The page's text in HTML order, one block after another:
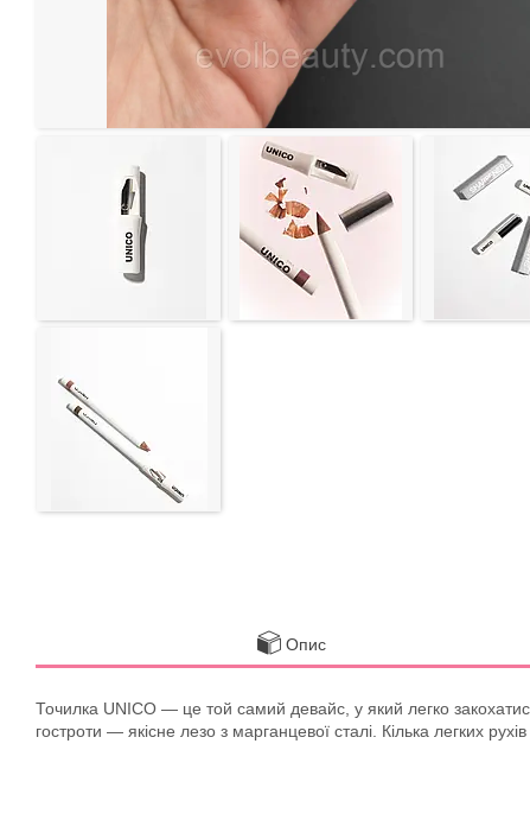
Опис
Точилка UNICO — це той самий девайс, у який легко
гостроти — якісне лезо з марганцевої сталі. Кілька легких